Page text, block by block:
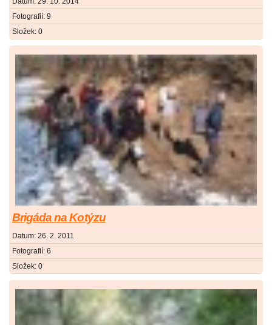
Fotografií: 9
Složek: 0
Brigáda na Kotýzu
Datum: 26. 2. 2011
Fotografií: 6
Složek: 0